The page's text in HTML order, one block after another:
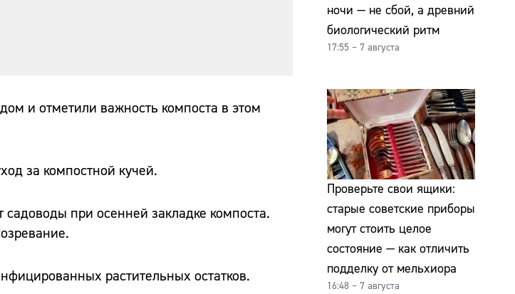
и отметили важность компоста в этом
за компостной кучей.
при осенней закладке компоста.
растительных остатков.
ночи — не сбой, а древний
биологический ритм
17:55 – 7 августа
Проверьте свои ящики:
старые советские приборы
могут стоить целое
состояние — как отличить
подделку от мельхиора
16:48 – 7 августа